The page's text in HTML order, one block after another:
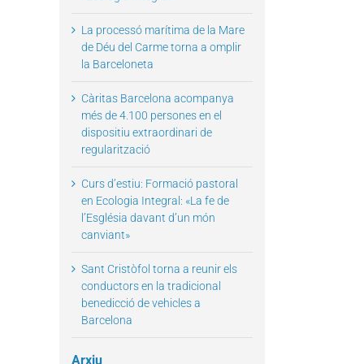
La processó marítima de la Mare
de Déu del Carme torna a omplir
la Barceloneta
Càritas Barcelona acompanya
més de 4.100 persones en el
dispositiu extraordinari de
regularització
Curs d’estiu: Formació pastoral
en Ecologia Integral: «La fe de
l’Església davant d’un món
canviant»
Sant Cristòfol torna a reunir els
conductors en la tradicional
benedicció de vehicles a
Barcelona
Arxiu